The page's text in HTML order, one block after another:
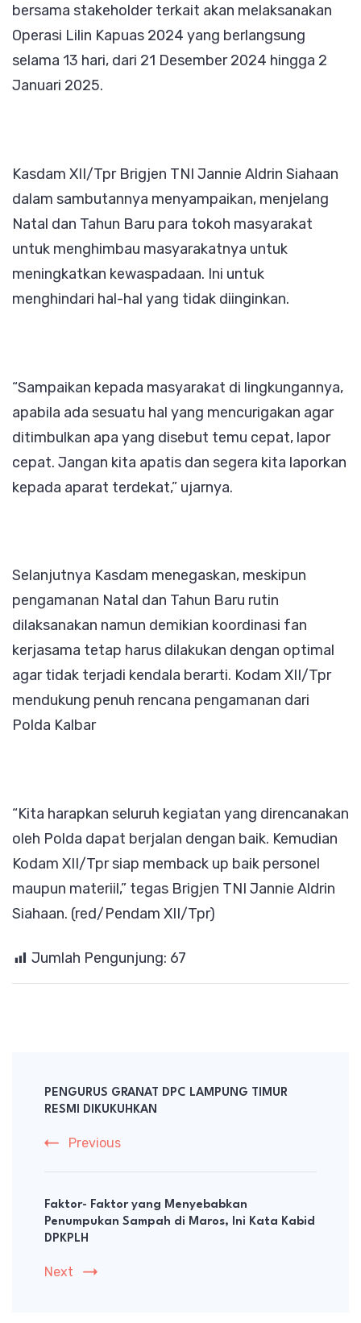
bersama stakeholder terkait akan melaksanakan
Operasi Lilin Kapuas 2024 yang berlangsung
selama 13 hari, dari 21 Desember 2024 hingga 2
Januari 2025.
Kasdam XII/Tpr Brigjen TNI Jannie Aldrin Siahaan
dalam sambutannya menyampaikan, menjelang
Natal dan Tahun Baru para tokoh masyarakat
untuk menghimbau masyarakatnya untuk
meningkatkan kewaspadaan. Ini untuk
menghindari hal-hal yang tidak diinginkan.
“Sampaikan kepada masyarakat di lingkungannya,
apabila ada sesuatu hal yang mencurigakan agar
ditimbulkan apa yang disebut temu cepat, lapor
cepat. Jangan kita apatis dan segera kita laporkan
kepada aparat terdekat,” ujarnya.
Selanjutnya Kasdam menegaskan, meskipun
pengamanan Natal dan Tahun Baru rutin
dilaksanakan namun demikian koordinasi fan
kerjasama tetap harus dilakukan dengan optimal
agar tidak terjadi kendala berarti. Kodam XII/Tpr
mendukung penuh rencana pengamanan dari
Polda Kalbar
“Kita harapkan seluruh kegiatan yang direncanakan
oleh Polda dapat berjalan dengan baik. Kemudian
Kodam XII/Tpr siap memback up baik personel
maupun materiil,” tegas Brigjen TNI Jannie Aldrin
Siahaan. (red/Pendam XII/Tpr)
Jumlah Pengunjung: 67
Navigation
PENGURUS GRANAT DPC LAMPUNG TIMUR
RESMI DIKUKUHKAN
Previous
Faktor- Faktor yang Menyebabkan
Penumpukan Sampah di Maros, Ini Kata Kabid
DPKPLH
Next